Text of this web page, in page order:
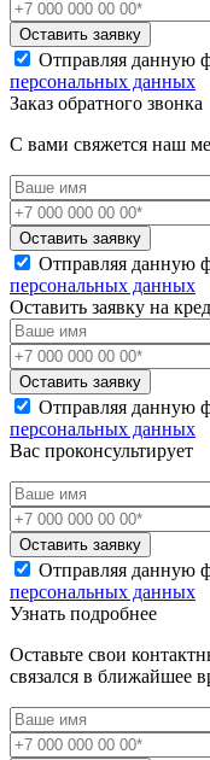
Оставить заявку
Отправляя данную
персональных данных
Заказ обратного звонка
С вами свяжется наш
Оставить заявку
Отправляя данную
персональных данных
Оставить заявку на
Оставить заявку
Отправляя данную
персональных данных
Вас проконсультирует
Оставить заявку
Отправляя данную
персональных данных
Узнать подробнее
Оставьте свои
связался в ближайшее